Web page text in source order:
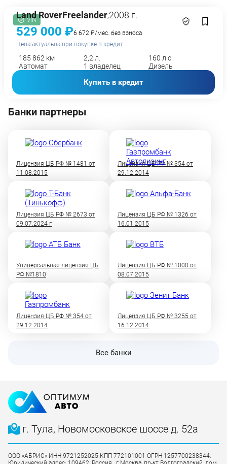
VIN
Land RoverFreelander,2008 г.
529 000 ₽6 672 ₽/мес. без взноса
Цена актуальна при покупке в кредит
185 862 км 2,2 л.
160 л.с.
Автомат
1 владелец Дизель
Купить в кредит
Банки партнеры
Лицензия ЦБ РФ № 1481 от
11.08.2015
Лицензия ЦБ РФ № 354 от
29.12.2014
Лицензия ЦБ РФ № 2673 от
09.07.2024 г
Лицензия ЦБ РФ № 1326 от
16.01.2015
Универсальная лицензия ЦБ
РФ №1810
Лицензия ЦБ РФ № 1000 от
08.07.2015
Лицензия ЦБ РФ № 354 от
29.12.2014
Лицензия ЦБ РФ № 3255 от
16.12.2014
Все банки
г. Тула, Новомосковское шоссе д. 52а
ООО «АБРИС» ИНН 9721252025 КПП 772101001 ОГРН 1257700238344.